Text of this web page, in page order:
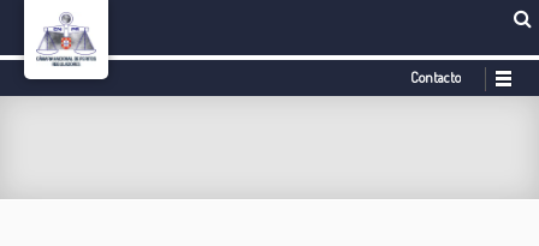
Contacto